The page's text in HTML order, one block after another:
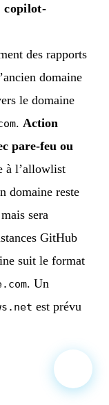
copilot-
des rapports
domaine
le domaine
. Action
pare-feu ou
à l’allowlist
domaine reste
sera
GitHub
suit le format
. Un
est prévu